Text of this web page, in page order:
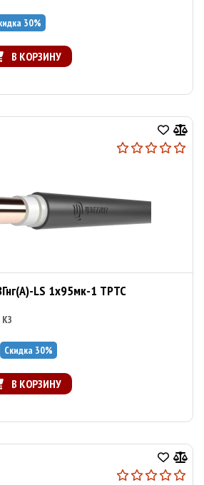
30%
В КОРЗИНУ
LS 1х95мк-1 ТРТС
Скидка 30%
В КОРЗИНУ